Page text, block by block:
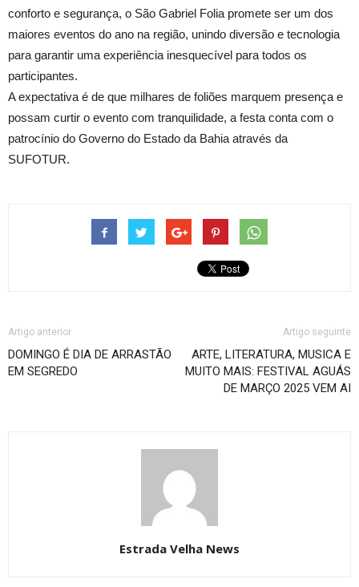
conforto e segurança, o São Gabriel Folia promete ser um dos
maiores eventos do ano na região, unindo diversão e tecnologia
para garantir uma experiência inesquecível para todos os
participantes.
A expectativa é de que milhares de foliões marquem presença e
possam curtir o evento com tranquilidade, a festa conta com o
patrocínio do Governo do Estado da Bahia através da
SUFOTUR.
Artigo anterior
DOMINGO É DIA DE ARRASTÃO
EM SEGREDO
Artigo seguinte
ARTE, LITERATURA, MUSICA E
MUITO MAIS: FESTIVAL AGUÁS
DE MARÇO 2025 VEM AI
Estrada Velha News